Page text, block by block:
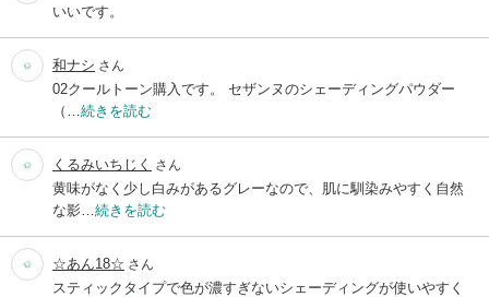
いいです。
和ナシ さん
02クールトーン購入です。 セザンヌのシェーディングパウダー
（… 続きを読む
くるみいちじく さん
黄味がなく少し白みがあるグレーなので、肌に馴染みやすく自然
な影… 続きを読む
☆あん18☆ さん
スティックタイプで色が濃すぎないシェーディングが使いやすく